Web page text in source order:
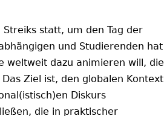
statt, um den Tag der
und Studierenden hat
weltweit dazu animieren will, die
Ziel ist, den globalen Kontext
Diskurs
die in praktischer